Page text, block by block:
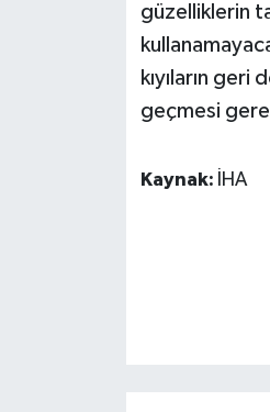
güzelliklerin
kıyıların
geçmesi
Kaynak: İHA